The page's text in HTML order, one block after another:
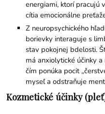
energiami, ktorí pracujú
cítia emocionálne
Z neuropsychického
borievky interaguje s
stav pokojnej bdelosti.
má anxiolytické účinky
čím ponúka pocit
myseľ a odstraňuje
Kozmetické účinky